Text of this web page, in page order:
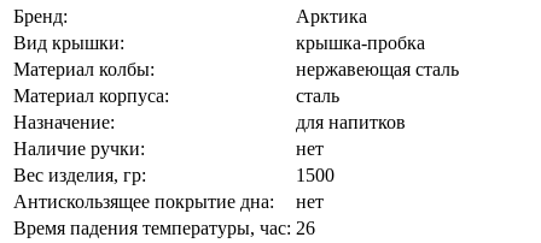
Бренд:
Арктика
Вид крышки:
крышка-пробка
Материал колбы:
нержавеющая сталь
Материал корпуса:
сталь
Назначение:
для напитков
Наличие ручки:
нет
Вес изделия, гр:
1500
Антискользящее покрытие дна:
нет
Время падения температуры, час: 26